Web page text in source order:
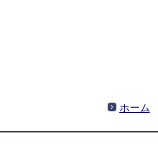
ホーム